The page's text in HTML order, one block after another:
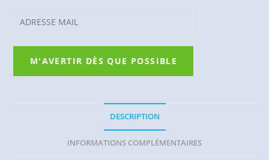
DESCRIPTION
INFORMATIONS COMPLÉMENTAIRES